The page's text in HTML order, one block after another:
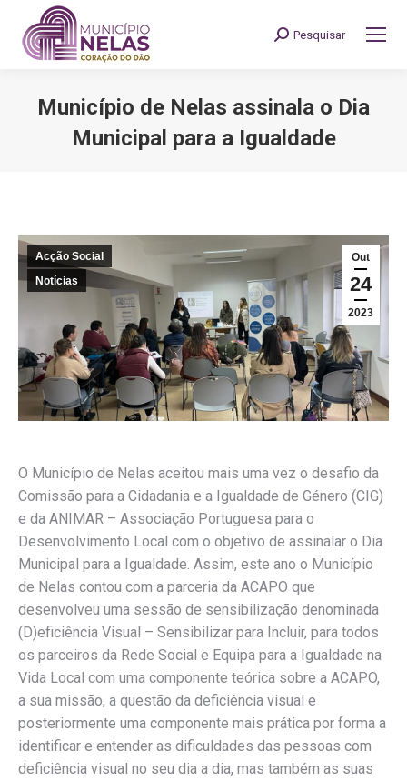
Search:
Pesquisar
Município de Nelas assinala o Dia
Municipal para a Igualdade
Out
24
2023
Acção Social
Notícias
O Município de Nelas aceitou mais uma vez o desafio da
Comissão para a Cidadania e a Igualdade de Género (CIG)
e da ANIMAR – Associação Portuguesa para o
Desenvolvimento Local com o objetivo de assinalar o Dia
Municipal para a Igualdade. Assim, este ano o Município
de Nelas contou com a parceria da ACAPO que
desenvolveu uma sessão de sensibilização denominada
(D)eficiência Visual – Sensibilizar para Incluir, para todos
os parceiros da Rede Social e Equipa para a Igualdade na
Vida Local com uma componente teórica sobre a ACAPO,
a sua missão, a questão da deficiência visual e
posteriormente uma componente mais prática por forma a
identificar e entender as dificuldades das pessoas com
deficiência visual no seu dia a dia, mas também as suas